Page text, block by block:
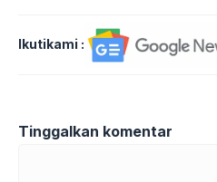
Ikutikami :
Tinggalkan komentar